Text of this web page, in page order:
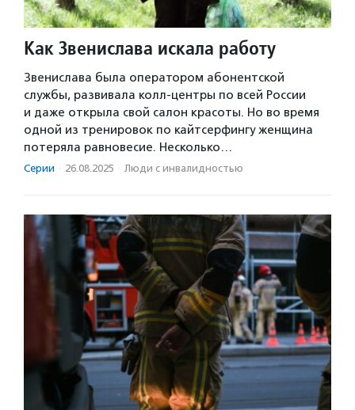
Как Звенислава искала работу
Звенислава была оператором абонентской
службы, развивала колл-центры по всей России
и даже открыла свой салон красоты. Но во время
одной из тренировок по кайтсерфингу женщина
потеряла равновесие. Несколько…
Серии · 26.08.2025 · Люди с инвалидностью